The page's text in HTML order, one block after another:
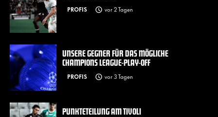
PROFIS vor 2 Tagen
UNSERE GEGNER FÜR DAS MÖGLICHE
CHAMPIONS LEAGUE-PLAY-OFF
PROFIS vor 3 Tagen
PUNKTETEILUNG AM TIVOLI